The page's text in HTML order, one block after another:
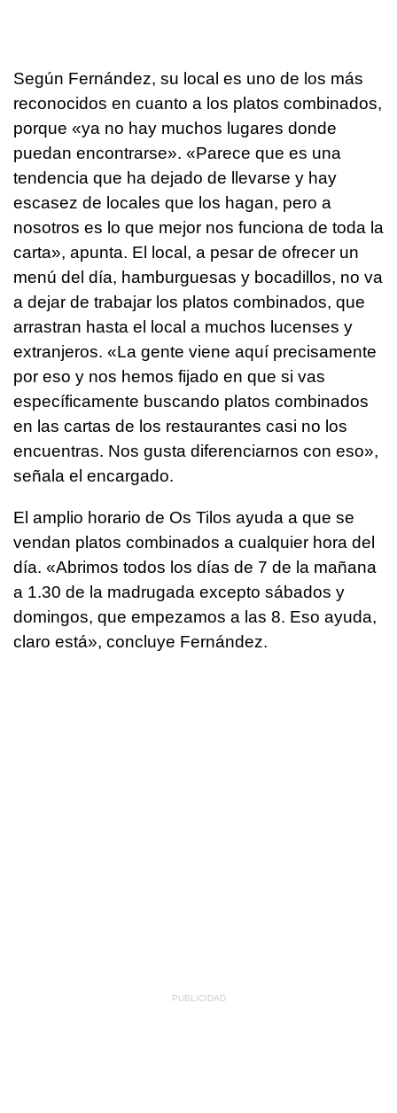
Según Fernández, su local es uno de los más
reconocidos en cuanto a los platos combinados,
porque «ya no hay muchos lugares donde
puedan encontrarse». «Parece que es una
tendencia que ha dejado de llevarse y hay
escasez de locales que los hagan, pero a
nosotros es lo que mejor nos funciona de toda la
carta», apunta. El local, a pesar de ofrecer un
menú del día, hamburguesas y bocadillos, no va
a dejar de trabajar los platos combinados, que
arrastran hasta el local a muchos lucenses y
extranjeros. «La gente viene aquí precisamente
por eso y nos hemos fijado en que si vas
específicamente buscando platos combinados
en las cartas de los restaurantes casi no los
encuentras. Nos gusta diferenciarnos con eso»,
señala el encargado.
El amplio horario de Os Tilos ayuda a que se
vendan platos combinados a cualquier hora del
día. «Abrimos todos los días de 7 de la mañana
a 1.30 de la madrugada excepto sábados y
domingos, que empezamos a las 8. Eso ayuda,
claro está», concluye Fernández.